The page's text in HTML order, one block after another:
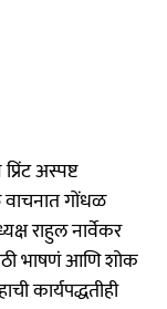
अस्पष्ट
गोंधळ
राहुल नार्वेकर
भाषणं आणि शोक
कार्यपद्धतीही